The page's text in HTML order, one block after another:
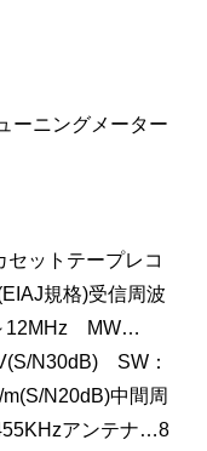
ーニングメーター
ットテープレコ
規格)受信周波
12MHz MW…
N30dB) SW：
N20dB)中間周
アンテナ…8